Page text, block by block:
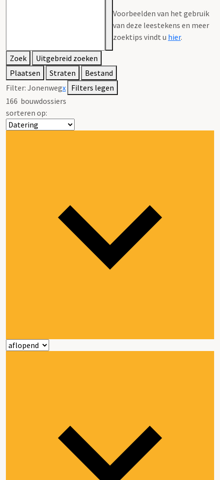
Voorbeelden van het gebruik
van deze leestekens en meer
zoektips vindt u hier.
Zoek
Uitgebreid zoeken
Plaatsen
Straten
Bestand
Filter: Jonenwegx Filters legen
166 bouwdossiers
sorteren op: